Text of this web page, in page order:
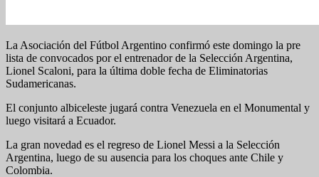
La Asociación del Fútbol Argentino confirmó este domingo la pre
lista de convocados por el entrenador de la Selección Argentina,
Lionel Scaloni, para la última doble fecha de Eliminatorias
Sudamericanas.
El conjunto albiceleste jugará contra Venezuela en el Monumental y
luego visitará a Ecuador.
La gran novedad es el regreso de Lionel Messi a la Selección
Argentina, luego de su ausencia para los choques ante Chile y
Colombia.